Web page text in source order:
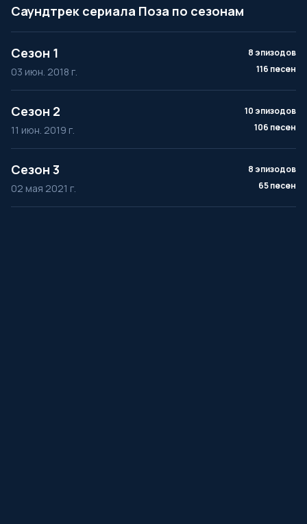
Саундтрек сериала Поза по сезонам
Сезон 1
03 июн. 2018 г.
8 эпизодов
116 песен
Сезон 2
11 июн. 2019 г.
10 эпизодов
106 песен
Сезон 3
02 мая 2021 г.
8 эпизодов
65 песен